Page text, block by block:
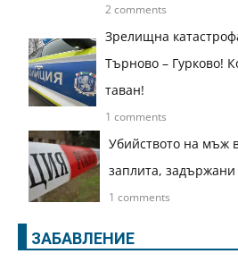
2 comments
Зрелищна
Търново – Гурково!
таван!
1 comments
Убийството на мъж
заплита,
1 comments
ЗАБАВЛЕНИЕ